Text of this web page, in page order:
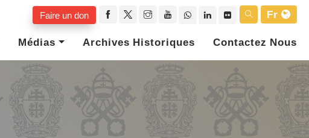
Faire un don
Fr
Médias Archives Historiques Contactez Nous